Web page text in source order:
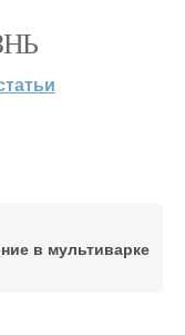
в мультиварке